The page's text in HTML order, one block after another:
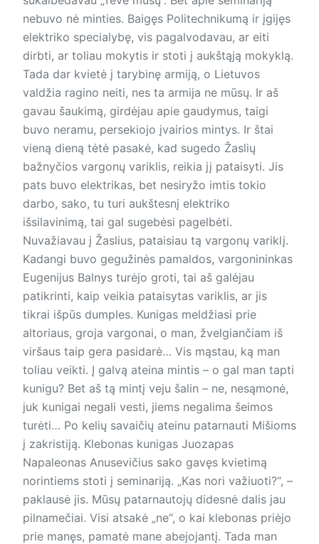
nebuvo nė minties. Baigęs Politechnikumą ir įgijęs
elektriko specialybę, vis pagalvodavau, ar eiti
dirbti, ar toliau mokytis ir stoti į aukštąją mokyklą.
Tada dar kvietė į tarybinę armiją, o Lietuvos
valdžia ragino neiti, nes ta armija ne mūsų. Ir aš
gavau šaukimą, girdėjau apie gaudymus, taigi
buvo neramu, persekiojo įvairios mintys. Ir štai
vieną dieną tėtė pasakė, kad sugedo Žaslių
bažnyčios vargonų variklis, reikia jį pataisyti. Jis
pats buvo elektrikas, bet nesiryžo imtis tokio
darbo, sako, tu turi aukštesnį elektriko
išsilavinimą, tai gal sugebėsi pagelbėti.
Nuvažiavau į Žaslius, pataisiau tą vargonų variklį.
Kadangi buvo gegužinės pamaldos, vargonininkas
Eugenijus Balnys turėjo groti, tai aš galėjau
patikrinti, kaip veikia pataisytas variklis, ar jis
tikrai išpūs dumples. Kunigas meldžiasi prie
altoriaus, groja vargonai, o man, žvelgiančiam iš
viršaus taip gera pasidarė… Vis mąstau, ką man
toliau veikti. Į galvą ateina mintis – o gal man tapti
kunigu? Bet aš tą mintį veju šalin – ne, nesąmonė,
juk kunigai negali vesti, jiems negalima šeimos
turėti… Po kelių savaičių ateinu patarnauti Mišioms
į zakristiją. Klebonas kunigas Juozapas
Napaleonas Anusevičius sako gavęs kvietimą
norintiems stoti į seminariją. „Kas nori važiuoti?“, –
paklausė jis. Mūsų patarnautojų didesnė dalis jau
pilnamečiai. Visi atsakė „ne“, o kai klebonas priėjo
prie manęs, pamatė mane abejojantį. Tada man